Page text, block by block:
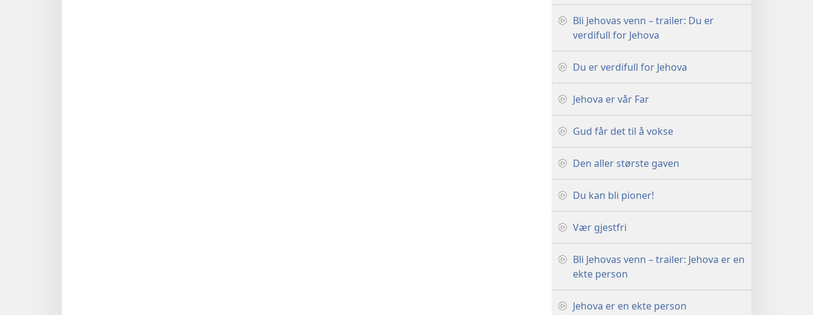
Bli Jehovas venn – trailer: Du er
verdifull for Jehova
Du er verdifull for Jehova
Jehova er vår Far
Gud får det til å vokse
Den aller største gaven
Du kan bli pioner!
Vær gjestfri
Bli Jehovas venn – trailer: Jehova er en
ekte person
Jehova er en ekte person